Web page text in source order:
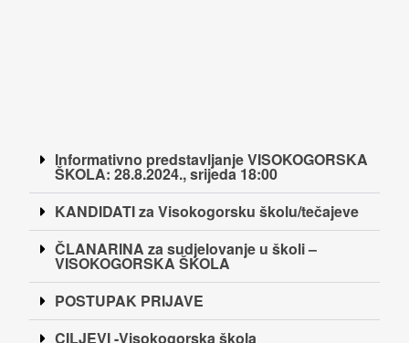
Informativno predstavljanje VISOKOGORSKA
ŠKOLA: 28.8.2024., srijeda 18:00
KANDIDATI za Visokogorsku školu/tečajeve
ČLANARINA za sudjelovanje u školi –
VISOKOGORSKA ŠKOLA
POSTUPAK PRIJAVE
CILJEVI -Visokogorska škola